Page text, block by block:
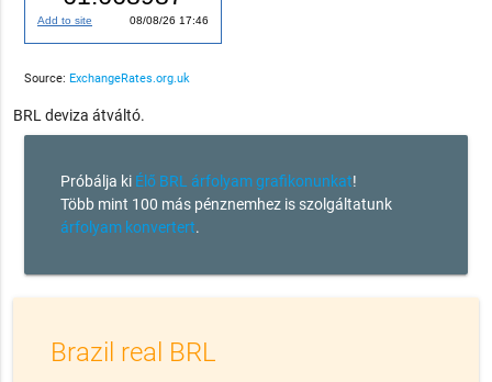
Source:ExchangeRates.org.uk
BRL deviza átváltó.
Próbálja ki Élő BRL árfolyam grafikonunkat!
Több mint 100 más pénznemhez is szolgáltatunk
árfolyam konvertert.
Brazil real BRL